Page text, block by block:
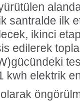
santralde ilk
ikinci
edilerek
kwh elektrik
olarak